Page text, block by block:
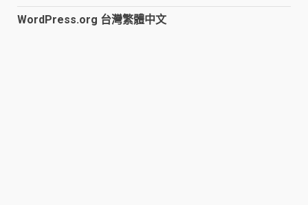
WordPress.org 台灣繁體中文